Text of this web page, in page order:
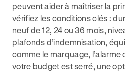
peuvent aider à maîtriser la
vérifiez les conditions clés :
neuf de 12, 24 ou 36 mois,
plafonds d’indemnisation,
comme le marquage, l’alarme
votre budget est serré, une